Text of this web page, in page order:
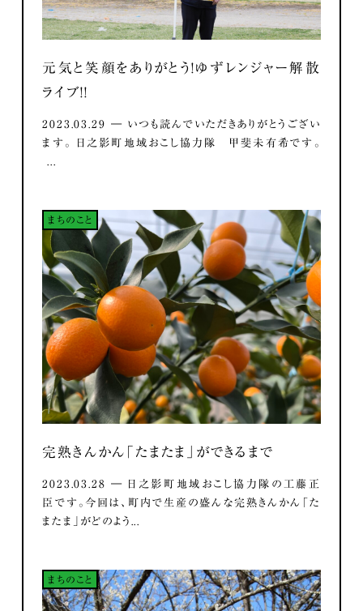
元気と笑顔をありがとう！ゆずレンジャー解散
ライブ！！
2023.03.29 ― いつも読んでいただきありがとうござい
ます。 日之影町地域おこし協力隊 甲斐未有希です。
...
まちのこと
完熟きんかん「たまたま」ができるまで
2023.03.28 ― 日之影町地域おこし協力隊の工藤正
臣です。今回は、町内で生産の盛んな完熟きんかん「た
またま」がどのよう...
まちのこと